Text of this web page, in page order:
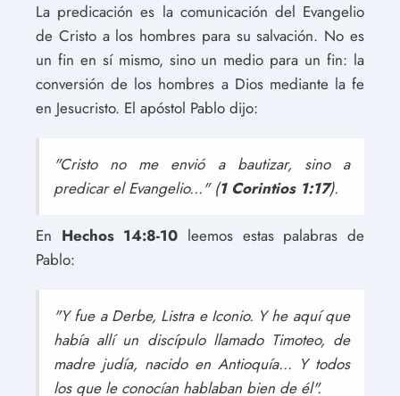
La predicación es la comunicación del Evangelio
de Cristo a los hombres para su salvación. No es
un fin en sí mismo, sino un medio para un fin: la
conversión de los hombres a Dios mediante la fe
en Jesucristo. El apóstol Pablo dijo:
"Cristo no me envió a bautizar, sino a
predicar el Evangelio..." (1 Corintios 1:17).
En Hechos 14:8-10 leemos estas palabras de
Pablo:
"Y fue a Derbe, Listra e Iconio. Y he aquí que
había allí un discípulo llamado Timoteo, de
madre judía, nacido en Antioquía... Y todos
los que le conocían hablaban bien de él".